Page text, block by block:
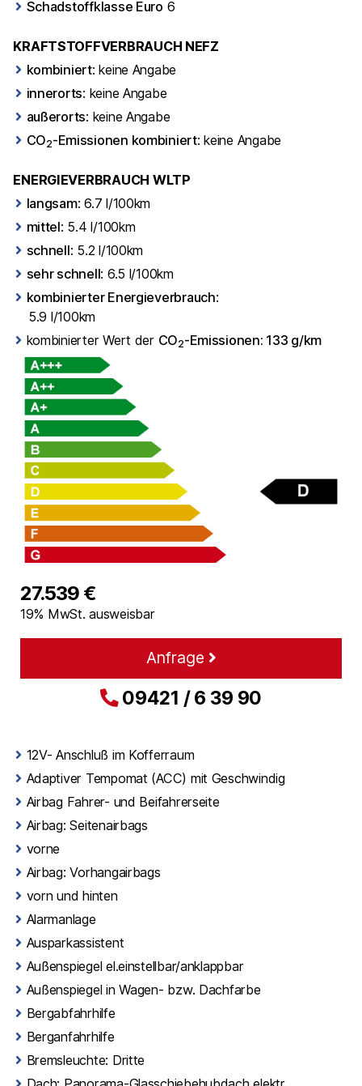
Schadstoffklasse Euro 6
KRAFTSTOFFVERBRAUCH NEFZ
kombiniert: keine Angabe
innerorts: keine Angabe
außerorts: keine Angabe
CO2-Emissionen kombiniert: keine Angabe
ENERGIEVERBRAUCH WLTP
langsam: 6.7 l/100km
mittel: 5.4 l/100km
schnell: 5.2 l/100km
sehr schnell: 6.5 l/100km
kombinierter Energieverbrauch:
5.9 l/100km
kombinierter Wert der CO2-Emissionen: 133 g/km
27.539 €
19% MwSt. ausweisbar
Anfrage
09421 / 6 39 90
12V- Anschluß im Kofferraum
Adaptiver Tempomat (ACC) mit Geschwindig
Airbag Fahrer- und Beifahrerseite
Airbag: Seitenairbags
vorne
Airbag: Vorhangairbags
vorn und hinten
Alarmanlage
Ausparkassistent
Außenspiegel el.einstellbar/anklappbar
Außenspiegel in Wagen- bzw. Dachfarbe
Bergabfahrhilfe
Berganfahrhilfe
Bremsleuchte: Dritte